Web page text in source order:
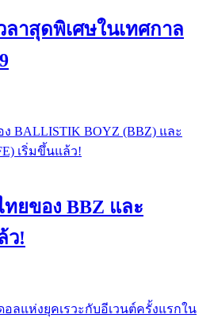
ลาสุดพิเศษในเทศกาล
ทยของ BBZ และ
ว!